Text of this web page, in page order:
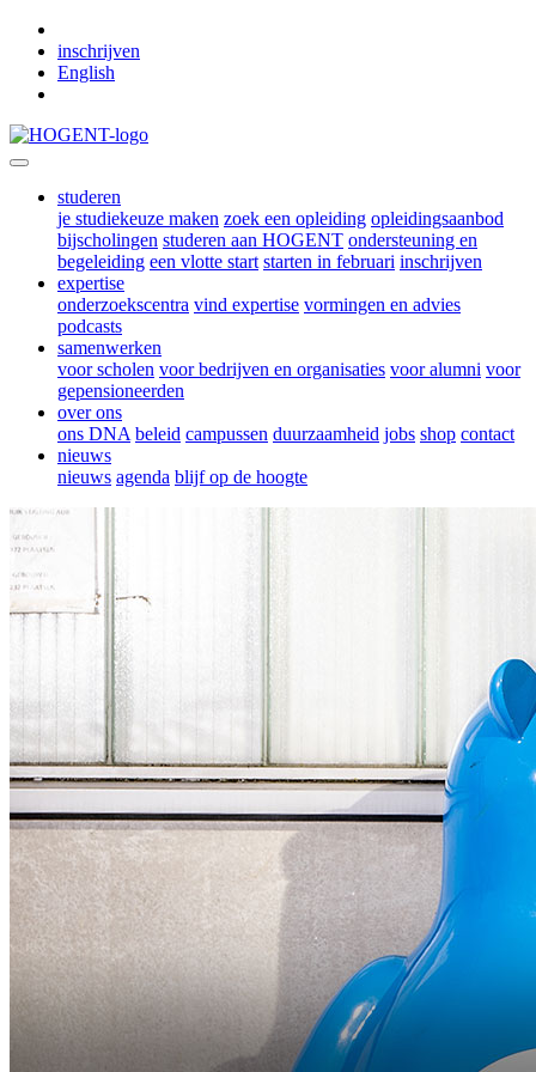
inschrijven
English
studeren
je studiekeuze maken zoek een opleiding opleidingsaanbod
bijscholingen studeren aan HOGENT ondersteuning en
begeleiding een vlotte start starten in februari inschrijven
expertise
onderzoekscentra vind expertise vormingen en advies
podcasts
samenwerken
voor scholen voor bedrijven en organisaties voor alumni voor
gepensioneerden
over ons
ons DNA beleid campussen duurzaamheid jobs shop contact
nieuws
nieuws agenda blijf op de hoogte